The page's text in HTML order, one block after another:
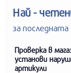
Най -
за
Проверка в
установи
артикули